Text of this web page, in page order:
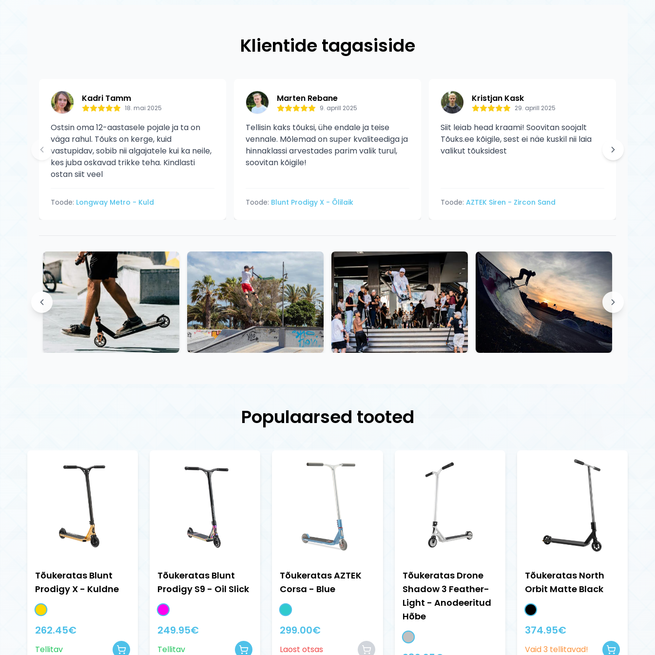
Klientide tagasiside
Kadri Tamm
18. mai 2025
Ostsin oma 12-aastasele pojale ja ta on
väga rahul. Tõuks on kerge, kuid
vastupidav, sobib nii algajatele kui ka neile,
kes juba oskavad trikke teha. Kindlasti
ostan siit veel
Toode: Longway Metro - Kuld
Marten Rebane
9. aprill 2025
Tellisin kaks tõuksi, ühe endale ja teise
vennale. Mõlemad on super kvaliteediga ja
hinnaklassi arvestades parim valik turul,
soovitan kõigile!
Toode: Blunt Prodigy X - Õlilaik
Kristjan Kask
29. aprill 2025
Siit leiab head kraami! Soovitan soojalt
Tõuks.ee kõigile, sest ei näe kuskil nii laia
valikut tõuksidest
Toode: AZTEK Siren - Zircon Sand
Populaarsed tooted
Tõukeratas Blunt
Prodigy X - Kuldne
262.45€
Tellitav
Tõukeratas Blunt
Prodigy S9 - Oil Slick
249.95€
Tellitav
Tõukeratas AZTEK
Corsa - Blue
299.00€
Laost otsas
Tõukeratas Drone
Shadow 3 Feather-
Light - Anodeeritud
Hõbe
Tõukeratas North
Orbit Matte Black
374.95€
Vaid3 tellitavad!